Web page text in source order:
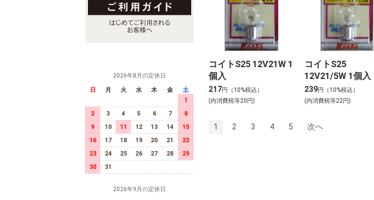
2026年8月の定休日
日 月 火 水 木 金
土
1
2
3 4 5 6 7
8
9
10 11 12 13 14
15
16
17 18 19 20 21
22
23
24 25 26 27 28
29
30
31
2026年9月の定休日
コイトS25 12V21W 1
個入
217円（10%税込）
(内消費税等20円)
コイトS25
12V21/5W 1個入
239円（10%税込）
(内消費税等22円)
1 2 3 4 5 次へ